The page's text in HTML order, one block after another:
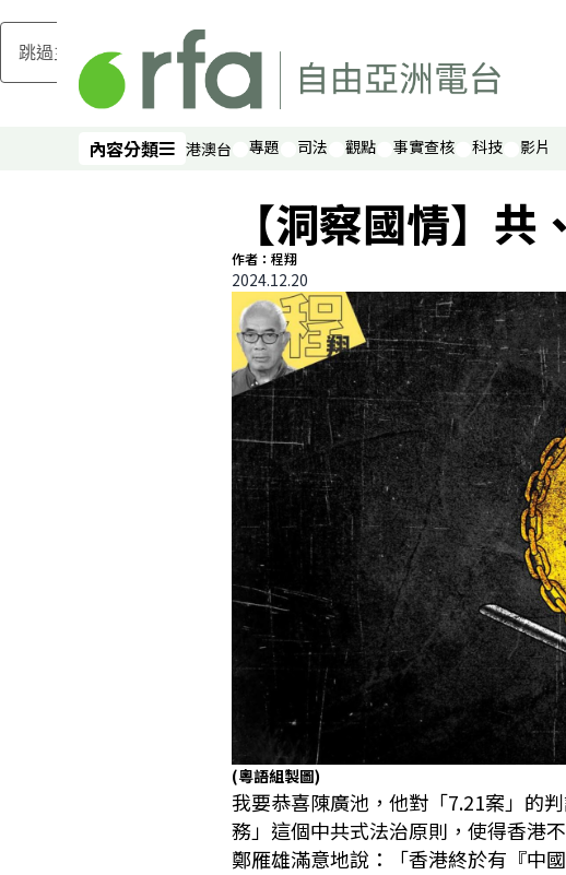
跳過主要內容
內容分類
內容分類 港澳台 專題 司法 觀點 事實查核 科技 影片
【洞察國情】
作者：程翔
2024.12.20
(粵語組製圖)
我要恭喜陳廣池，他對「7.21案」的
務」這個中共式法治原則，使得香港
鄭雁雄滿意地說：「香港終於有『中